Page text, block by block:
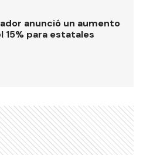
anunció un aumento
15% para estatales